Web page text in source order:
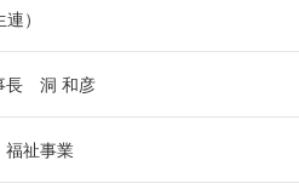
）
長 洞 和彦
福祉事業